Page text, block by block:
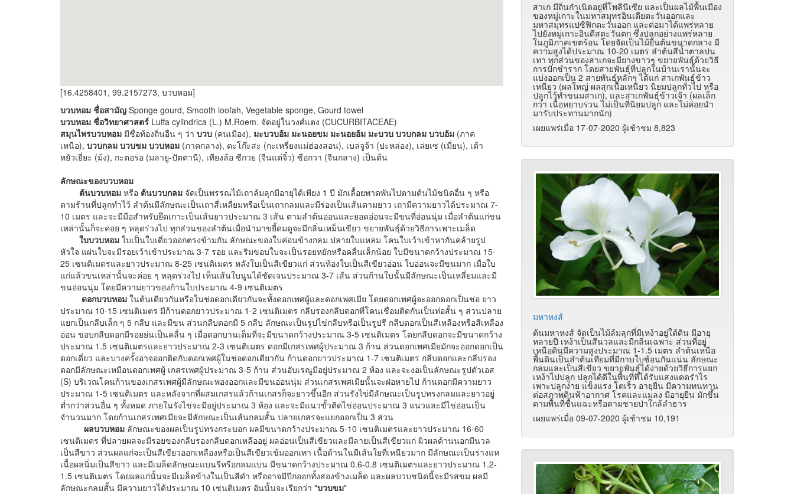
[16.4258401, 99.2157273, บวบหอม]
บวบหอม ชื่อสามัญ Sponge gourd, Smooth loofah, Vegetable sponge, Gourd towel
บวบหอม ชื่อวิทยาศาสตร์ Luffa cylindrica (L.) M.Roem. จัดอยู่ในวงศ์แตง (CUCURBITACEAE)
สมุนไพรบวบหอม มีชื่อท้องถิ่นอื่น ๆ ว่า บวบ (คนเมือง), มะบวบอ้ม มะนอยขม มะนอยอ้ม มะบวบ บวบกลม บวบอ้ม (ภาค
เหนือ), บวบกลม บวบขม บวบหอม (ภาคกลาง), ตะโก๊ะสะ (กะเหรี่ยงแม่ฮ่องสอน), เบล่จูจ้า (ปะหล่อง), เล่ยเซ (เมี่ยน), เต้า
หยัวเยี่ยะ (ม้ง), กะตอร่อ (มลายู-ปัตตานี), เทียงล้อ ซีกวย (จีนแต่จิ๋ว) ซือกวา (จีนกลาง) เป็นต้น
ลักษณะของบวบหอม
ต้นบวบหอม หรือ ต้นบวบกลม จัดเป็นพรรณไม้เถาล้มลุกมีอายุได้เพียง 1 ปี มักเลื้อยพาดพันไปตามต้นไม้ชนิดอื่น ๆ หรือ
ตามร้านที่ปลูกทำไว้ ลำต้นมีลักษณะเป็นเถาสี่เหลี่ยมหรือเป็นเถากลมและมีร่องเป็นเส้นตามยาว เถามีความยาวได้ประมาณ 7-
10 เมตร และจะมีมือสำหรับยึดเกาะเป็นเส้นยาวประมาณ 3 เส้น ตามลำต้นอ่อนและยอดอ่อนจะมีขนที่อ่อนนุ่ม เมื่อลำต้นแก่ขน
เหล่านั้นก็จะค่อย ๆ หลุดร่วงไป ทุกส่วนของลำต้นเมื่อนำมาขยี้ดมดูจะมีกลิ่นเหม็นเขียว ขยายพันธุ์ด้วยวิธีการเพาะเมล็ด
ใบบวบหอม ใบเป็นใบเดี่ยวออกตรงข้ามกัน ลักษณะของใบค่อนข้างกลม ปลายใบแหลม โคนใบเว้าเข้าหากันคล้ายรูป
หัวใจ แผ่นใบจะมีรอยเว้าเข้าประมาณ 3-7 รอย และริมขอบใบจะเป็นรอยหยักหรือคลื่นเล็กน้อย ใบมีขนาดกว้างประมาณ 15-
25 เซนติเมตรและยาวประมาณ 8-25 เซนติเมตร หลังใบเป็นสีเขียวแก่ ส่วนท้องใบเป็นสีเขียวอ่อน ใบอ่อนจะมีขนมาก เมื่อใบ
แก่แล้วขนเหล่านั้นจะค่อย ๆ หลุดร่วงไป เห็นเส้นใบนูนได้ชัดเจนประมาณ 3-7 เส้น ส่วนก้านใบนั้นมีลักษณะเป็นเหลี่ยมและมี
ขนอ่อนนุ่ม โดยมีความยาวของก้านใบประมาณ 4-9 เซนติเมตร
ดอกบวบหอม ในต้นเดียวกันหรือในช่อดอกเดียวกันจะทั้งดอกเพศผู้และดอกเพศเมีย โดยดอกเพศผู้จะออกดอกเป็นช่อ ยาว
ประมาณ 10-15 เซนติเมตร มีก้านดอกยาวประมาณ 1-2 เซนติเมตร กลีบรองกลีบดอกที่โคนเชื่อมติดกันเป็นท่อสั้น ๆ ส่วนปลาย
แยกเป็นกลีบเล็ก ๆ 5 กลีบ และมีขน ส่วนกลีบดอกมี 5 กลีบ ลักษณะเป็นรูปไข่กลีบหรือเป็นรูปรี กลีบดอกเป็นสีเหลืองหรือสีเหลือง
อ่อน ขอบกลีบดอกมีรอยย่นเป็นคลื่น ๆ เมื่อดอกบานเต็มที่จะมีขนาดกว้างประมาณ 3-5 เซนติเมตร โดยกลีบดอกจะมีขนาดกว้าง
ประมาณ 1.5 เซนติเมตรและยาวประมาณ 2-3 เซนติเมตร ดอกมีเกสรเพศผู้ประมาณ 3 ก้าน ส่วนดอกเพศเมียมักจะออกดอกเป็น
ดอกเดี่ยว และบางครั้งอาจออกติดกับดอกเพศผู้ในช่อดอกเดียวกัน ก้านดอกยาวประมาณ 1-7 เซนติเมตร กลีบดอกและกลีบรอง
ดอกมีลักษณะเหมือนดอกเพศผู้ เกสรเพศผู้ประมาณ 3-5 ก้าน ส่วนอับเรณูมีอยู่ประมาณ 2 ห้อง และจะงอเป็นลักษณะรูปตัวเอส
(S) บริเวณโคนก้านของเกสรเพศผู้มีลักษณะพองออกและมีขนอ่อนนุ่ม ส่วนเกสรเพศเมียนั้นจะฝ่อหายไป ก้านดอกมีความยาว
ประมาณ 1-5 เซนติเมตร และหลังจากที่ผสมเกสรแล้วก้านเกสรก็จะยาวขึ้นอีก ส่วนรังไข่มีลักษณะเป็นรูปทรงกลมและยาวอยู่
ต่ำกว่าส่วนอื่น ๆ ทั้งหมด ภายในรังไข่จะมีอยู่ประมาณ 3 ห้อง และจะมีแนวขั้วติดไข่อ่อนประมาณ 3 แนวและมีไข่อ่อนเป็น
จำนวนมาก โดยก้านเกสรเพศเมียจะมีลักษณะเป็นเส้นกลมสั้น ปลายเกสรจะแยกออกเป็น 3 ส่วน
ผลบวบหอม ลักษณะของผลเป็นรูปทรงกระบอก ผลมีขนาดกว้างประมาณ 5-10 เซนติเมตรและยาวประมาณ 16-60
เซนติเมตร ที่ปลายผลจะมีรอยของกลีบรองกลีบดอกเหลืออยู่ ผลอ่อนเป็นสีเขียวและมีลายเป็นสีเขียวแก่ ผิวผลด้านนอกมีนวล
เป็นสีขาว ส่วนผลแก่จะเป็นสีเขียวออกเหลืองหรือเป็นสีเขียวเข้มออกเทา เนื้อด้านในมีเส้นใยที่เหนียวมาก มีลักษณะเป็นร่างแห
เนื้อผลนิ่มเป็นสีขาว และมีเมล็ดลักษณะแบนรีหรือกลมแบน มีขนาดกว้างประมาณ 0.6-0.8 เซนติเมตรและยาวประมาณ 1.2-
1.5 เซนติเมตร โดยผลแก่นั้นจะมีเมล็ดข้างในเป็นสีดำ หรืออาจมีปีกออกทั้งสองข้างเมล็ด และผลบวบชนิดนี้จะมีรสขม ผลมี
ลักษณะกลมสั้น มีความยาวได้ประมาณ 10 เซนติเมตร อันนั้นจะเรียกว่า "บวบขม"
สาเก มีถิ่นกำเนิดอยู่ที่โพลีนีเซีย และเป็นผลไม้พื้นเมือง
ของหมู่เกาะในมหาสมุทรอินเดียตะวันออกและ
มหาสมุทรแปซิฟิกตะวันออก และต่อมาได้แพร่หลาย
ไปยังหมู่เกาะอินดีสตะวันตก ซึ่งปลูกอย่างแพร่หลาย
ในภูมิภาคเขตร้อน โดยจัดเป็นไม้ยืนต้นขนาดกลาง มี
ความสูงได้ประมาณ 10-20 เมตร ลำต้นสีน้ำตาลปน
เทา ทุกส่วนของสาเกจะมียางขาวๆ ขยายพันธุ์ด้วยวิธี
การปักชำราก โดยสายพันธุ์ที่ปลูกในบ้านเรานั้นจะ
แบ่งออกเป็น 2 สายพันธุ์หลักๆ ได้แก่ สาเกพันธุ์ข้าว
เหนียว (ผลใหญ่ ผลสุกเนื้อเหนียว นิยมปลูกทั่วไป หรือ
ปลูกไว้ทำขนมสาเก), และสาเกพันธุ์ข้าวเจ้า (ผลเล็ก
กว่า เนื้อหยาบร่วน ไม่เป็นที่นิยมปลูก และไม่ค่อยนำ
มารับประทานมากนัก)
เผยแพร่เมื่อ 17-07-2020 ผู้เช้าชม 8,823
มหาหงส์
ต้นมหาหงส์ จัดเป็นไม้ล้มลุกที่มีเหง้าอยู่ใต้ดิน มีอายุ
หลายปี เหง้าเป็นสีนวลและมีกลิ่นเฉพาะ ส่วนที่อยู่
เหนือดินมีความสูงประมาณ 1-1.5 เมตร ลำต้นเหนือ
พื้นดินเป็นลำต้นเทียมที่มีกาบใบซ้อนกันแน่น ลักษณะ
กลมและเป็นสีเขียว ขยายพันธุ์ได้ง่ายด้วยวิธีการแยก
เหง้าไปปลูก ปลูกได้ดีในพื้นที่ที่ได้รับแสงแดดรำไร
เพาะปลูกง่าย แข็งแรง โตเร็ว อายุยืน มีความทนทาน
ต่อสภาพดินฟ้าอากาศ โรคและแมลง มีอายุยืน มักขึ้น
ตามพื้นที่ชื้นแฉะหรือตามชายป่าใกล้ลำธาร
เผยแพร่เมื่อ 09-07-2020 ผู้เช้าชม 10,191